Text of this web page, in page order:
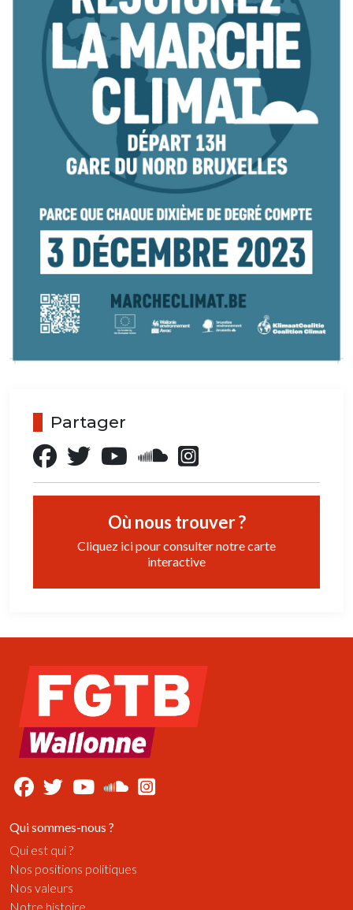
Partager
Où nous trouver ?
Cliquez ici pour consulter notre carte
interactive
Qui sommes-nous ?
Qui est qui ?
Nos positions politiques
Nos valeurs
Notre histoire